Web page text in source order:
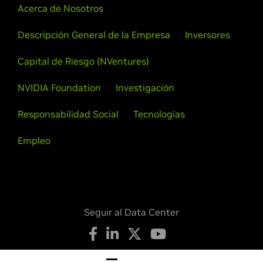
Acerca de Nosotros
Descripción General de la Empresa Inversores
Capital de Riesgo (NVentures)
NVIDIA Foundation Investigación
Responsabilidad Social Tecnologías
Empleo
Seguir al Data Center